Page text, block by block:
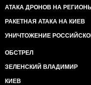
АТАКА ДРОНОВ НА
РАКЕТНАЯ АТАКА НА КИЕВ
УНИЧТОЖЕНИЕ
ОБСТРЕЛ
ЗЕЛЕНСКИЙ ВЛАДИМИР
КИЕВ